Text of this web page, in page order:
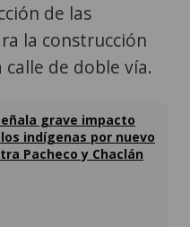
de las
la construcción
de doble vía.
grave impacto
indígenas por nuevo
Pacheco y Chaclán